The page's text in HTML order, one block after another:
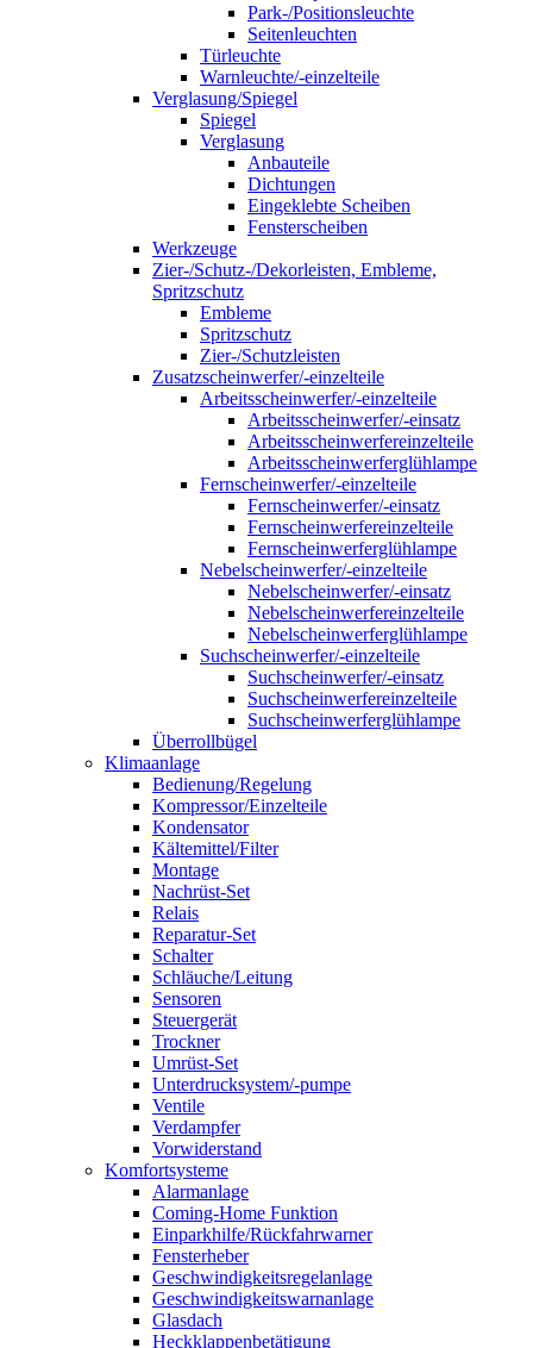
Park-/Positionsleuchte
Seitenleuchten
Türleuchte
Warnleuchte/-einzelteile
Verglasung/Spiegel
Spiegel
Verglasung
Anbauteile
Dichtungen
Eingeklebte Scheiben
Fensterscheiben
Werkzeuge
Zier-/Schutz-/Dekorleisten, Embleme,
Spritzschutz
Embleme
Spritzschutz
Zier-/Schutzleisten
Zusatzscheinwerfer/-einzelteile
Arbeitsscheinwerfer/-einzelteile
Arbeitsscheinwerfer/-einsatz
Arbeitsscheinwerfereinzelteile
Arbeitsscheinwerferglühlampe
Fernscheinwerfer/-einzelteile
Fernscheinwerfer/-einsatz
Fernscheinwerfereinzelteile
Fernscheinwerferglühlampe
Nebelscheinwerfer/-einzelteile
Nebelscheinwerfer/-einsatz
Nebelscheinwerfereinzelteile
Nebelscheinwerferglühlampe
Suchscheinwerfer/-einzelteile
Suchscheinwerfer/-einsatz
Suchscheinwerfereinzelteile
Suchscheinwerferglühlampe
Überrollbügel
Klimaanlage
Bedienung/Regelung
Kompressor/Einzelteile
Kondensator
Kältemittel/Filter
Montage
Nachrüst-Set
Relais
Reparatur-Set
Schalter
Schläuche/Leitung
Sensoren
Steuergerät
Trockner
Umrüst-Set
Unterdrucksystem/-pumpe
Ventile
Verdampfer
Vorwiderstand
Komfortsysteme
Alarmanlage
Coming-Home Funktion
Einparkhilfe/Rückfahrwarner
Fensterheber
Geschwindigkeitsregelanlage
Geschwindigkeitswarnanlage
Glasdach
Heckklappenbetätigung